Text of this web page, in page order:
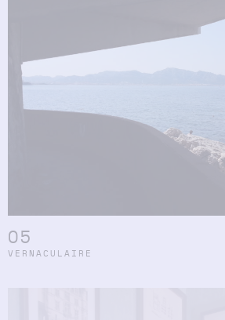
05
VERNACULAIRE